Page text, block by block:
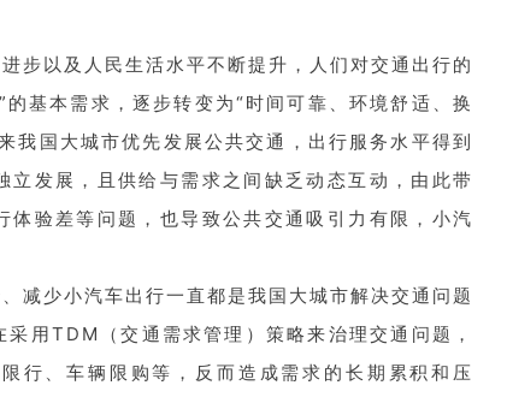
步以及人民生活水平不断提升，人们对交通出行的
基本需求，逐步转变为“时间可靠、环境舒适、换
我国大城市优先发展公共交通，出行服务水平得到
发展，且供给与需求之间缺乏动态互动，由此带
验差等问题，也导致公共交通吸引力有限，小汽
减少小汽车出行一直都是我国大城市解决交通问题
用TDM（交通需求管理）策略来治理交通问题，
行、车辆限购等，反而造成需求的长期累积和压